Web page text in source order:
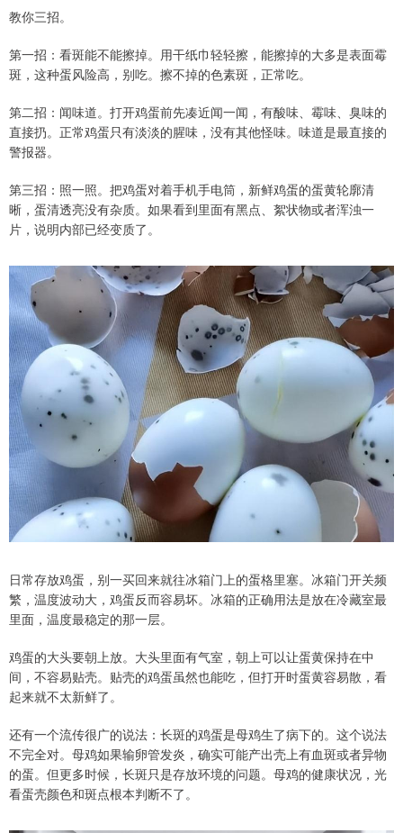
教你三招。
第一招：看斑能不能擦掉。用干纸巾轻轻擦，能擦掉的大多是表面霉
斑，这种蛋风险高，别吃。擦不掉的色素斑，正常吃。
第二招：闻味道。打开鸡蛋前先凑近闻一闻，有酸味、霉味、臭味的
直接扔。正常鸡蛋只有淡淡的腥味，没有其他怪味。味道是最直接的
警报器。
第三招：照一照。把鸡蛋对着手机手电筒，新鲜鸡蛋的蛋黄轮廓清
晰，蛋清透亮没有杂质。如果看到里面有黑点、絮状物或者浑浊一
片，说明内部已经变质了。
日常存放鸡蛋，别一买回来就往冰箱门上的蛋格里塞。冰箱门开关频
繁，温度波动大，鸡蛋反而容易坏。冰箱的正确用法是放在冷藏室最
里面，温度最稳定的那一层。
鸡蛋的大头要朝上放。大头里面有气室，朝上可以让蛋黄保持在中
间，不容易贴壳。贴壳的鸡蛋虽然也能吃，但打开时蛋黄容易散，看
起来就不太新鲜了。
还有一个流传很广的说法：长斑的鸡蛋是母鸡生了病下的。这个说法
不完全对。母鸡如果输卵管发炎，确实可能产出壳上有血斑或者异物
的蛋。但更多时候，长斑只是存放环境的问题。母鸡的健康状况，光
看蛋壳颜色和斑点根本判断不了。